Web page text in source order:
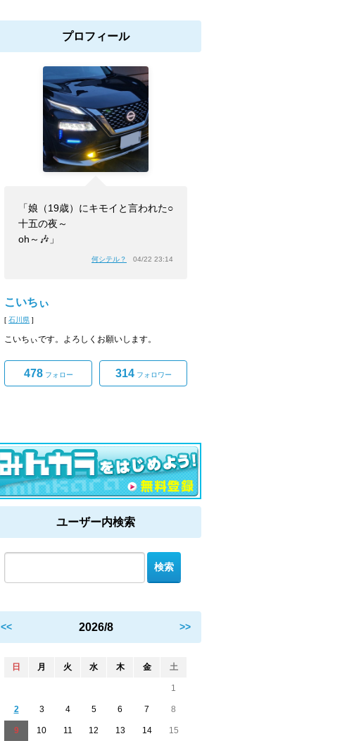
プロフィール
「娘（19歳）にキモイと言われた○
十五の夜～
oh～🎶」
何シテル？ 04/22 23:14
こいちぃ
[ 石川県 ]
こいちぃです。よろしくお願いします。
478フォロー 314フォロワー
ユーザー内検索
<< 2026/8 >>
日 月 火 水 木 金 土
1
2 3 4 5 6 7 8
9 10 11 12 13 14 15